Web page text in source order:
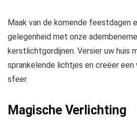
Maak van de komende feestdagen
gelegenheid met onze
kerstlichtgordijnen. Versier uw huis
sprankelende lichtjes en creëer
sfeer.
Magische Verlichting